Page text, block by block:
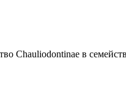
Chauliodontinae в